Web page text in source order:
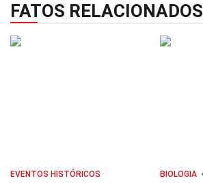
FATOS RELACIONADOS
EVENTOS HISTÓRICOS
BIOLOGIA